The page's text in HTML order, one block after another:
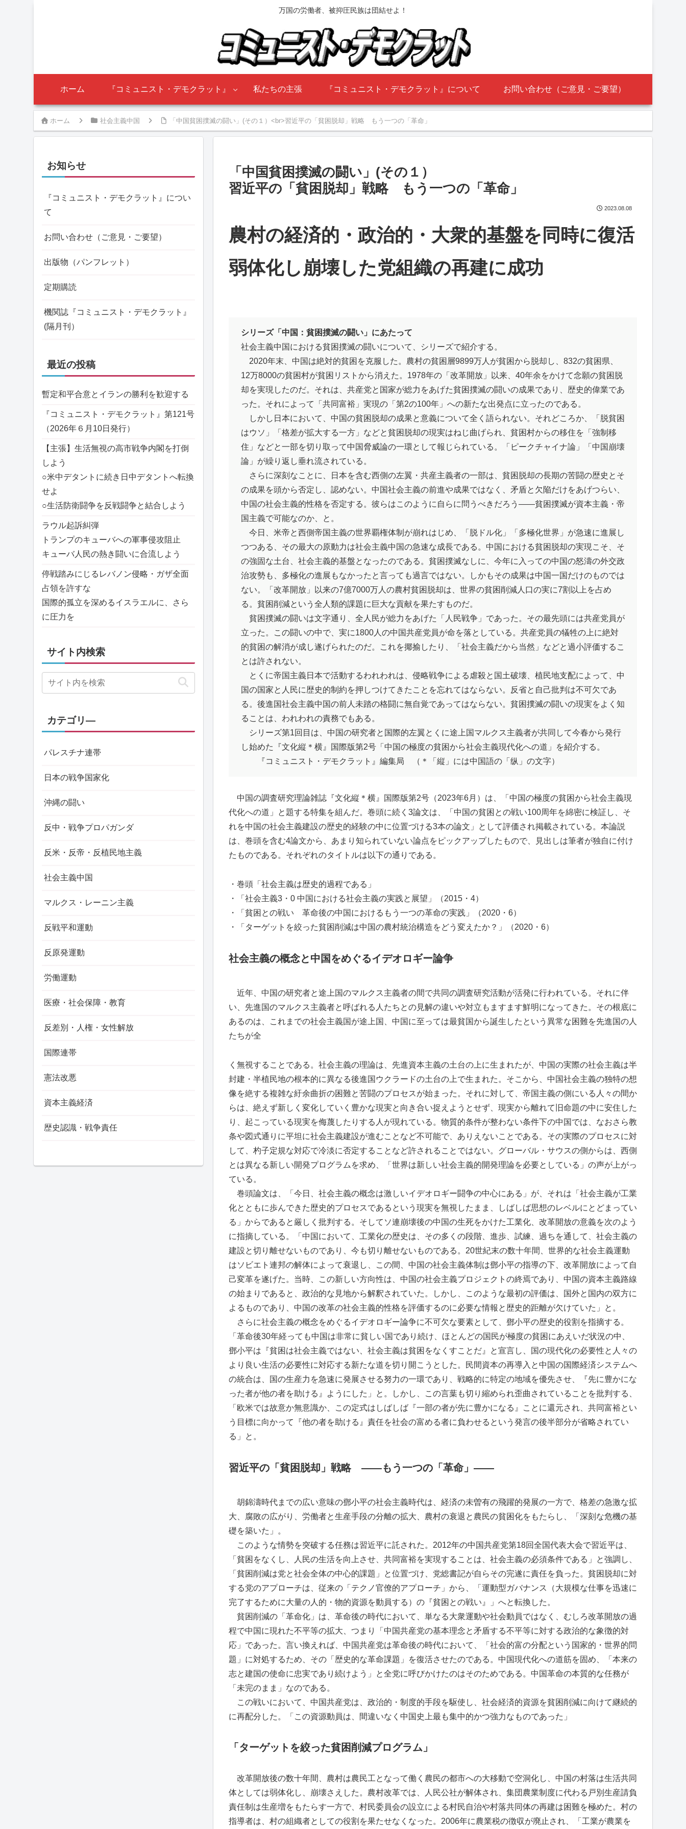
万国の労働者、被抑圧民族は団結せよ！
ホーム 『コミュニスト・デモクラット』 私たちの主張 『コミュニスト・デモクラット』について お問い合わせ（ご意見・ご要望）
ホーム 社会主義中国 「中国貧困撲滅の闘い」(その１）<br>習近平の「貧困脱却」戦略 もう一つの「革命」
「中国貧困撲滅の闘い」(その１）
習近平の「貧困脱却」戦略 もう一つの「革命」
2023.08.08
農村の経済的・政治的・大衆的基盤を同時に復活
弱体化し崩壊した党組織の再建に成功
シリーズ「中国：貧困撲滅の闘い」にあたって
社会主義中国における貧困撲滅の闘いについて、シリーズで紹介する。
2020年末、中国は絶対的貧困を克服した。農村の貧困層9899万人が貧困から脱却し、832の貧困県、
12万8000の貧困村が貧困リストから消えた。1978年の「改革開放」以来、40年余をかけて念願の貧困脱
却を実現したのだ。それは、共産党と国家が総力をあげた貧困撲滅の闘いの成果であり、歴史的偉業であ
った。それによって「共同富裕」実現の「第2の100年」への新たな出発点に立ったのである。
しかし日本において、中国の貧困脱却の成果と意義について全く語られない。それどころか、「脱貧困
はウソ」「格差が拡大する一方」などと貧困脱却の現実はねじ曲げられ、貧困村からの移住を「強制移
住」などと一部を切り取って中国脅威論の一環として報じられている。「ピークチャイナ論」「中国崩壊
論」が繰り返し垂れ流されている。
さらに深刻なことに、日本を含む西側の左翼・共産主義者の一部は、貧困脱却の長期の苦闘の歴史とそ
の成果を頭から否定し、認めない。中国社会主義の前進や成果ではなく、矛盾と欠陥だけをあげつらい、
中国の社会主義的性格を否定する。彼らはこのように自らに問うべきだろう――貧困撲滅が資本主義・帝
国主義で可能なのか、と。
今日、米帝と西側帝国主義の世界覇権体制が崩れはじめ、「脱ドル化」「多極化世界」が急速に進展し
つつある、その最大の原動力は社会主義中国の急速な成長である。中国における貧困脱却の実現こそ、そ
の強固な土台、社会主義的基盤となったのである。貧困撲滅なしに、今年に入っての中国の怒濤の外交政
治攻勢も、多極化の進展もなかったと言っても過言ではない。しかもその成果は中国一国だけのものでは
ない。「改革開放」以来の7億7000万人の農村貧困脱却は、世界の貧困削減人口の実に7割以上を占め
る。貧困削減という全人類的課題に巨大な貢献を果たすものだ。
貧困撲滅の闘いは文字通り、全人民が総力をあげた「人民戦争」であった。その最先頭には共産党員が
立った。この闘いの中で、実に1800人の中国共産党員が命を落としている。共産党員の犠牲の上に絶対
的貧困の解消が成し遂げられたのだ。これを揶揄したり、「社会主義だから当然」などと過小評価するこ
とは許されない。
とくに帝国主義日本で活動するわれわれは、侵略戦争による虐殺と国土破壊、植民地支配によって、中
国の国家と人民に歴史的制約を押しつけてきたことを忘れてはならない。反省と自己批判は不可欠であ
る。後進国社会主義中国の前人未踏の格闘に無自覚であってはならない。貧困撲滅の闘いの現実をよく知
ることは、われわれの責務でもある。
シリーズ第1回目は、中国の研究者と国際的左翼とくに途上国マルクス主義者が共同して今春から発行
し始めた『文化縦＊横』国際版第2号「中国の極度の貧困から社会主義現代化への道」を紹介する。
『コミュニスト・デモクラット』編集局 （＊「縦」には中国語の「纵」の文字）
中国の調査研究理論雑誌『文化縦＊横』国際版第2号（2023年6月）は、「中国の極度の貧困から社会主義現
代化への道」と題する特集を組んだ。巻頭に続く3論文は、「中国の貧困との戦い100周年を綿密に検証し、そ
れを中国の社会主義建設の歴史的経験の中に位置づける3本の論文」として評価され掲載されている。本論説
は、巻頭を含む4論文から、あまり知られていない論点をピックアップしたもので、見出しは筆者が独自に付け
たものである。それぞれのタイトルは以下の通りである。
・巻頭「社会主義は歴史的過程である」
・「社会主義3・0 中国における社会主義の実践と展望」（2015・4）
・「貧困との戦い 革命後の中国におけるもう一つの革命の実践」（2020・6）
・「ターゲットを絞った貧困削減は中国の農村統治構造をどう変えたか？」（2020・6）
社会主義の概念と中国をめぐるイデオロギー論争
近年、中国の研究者と途上国のマルクス主義者の間で共同の調査研究活動が活発に行われている。それに伴
い、先進国のマルクス主義者と呼ばれる人たちとの見解の違いや対立もますます鮮明になってきた。その根底に
あるのは、これまでの社会主義国が途上国、中国に至っては最貧国から誕生したという異常な困難を先進国の人
たちが全
く無視することである。社会主義の理論は、先進資本主義の土台の上に生まれたが、中国の実際の社会主義は半
封建・半植民地の根本的に異なる後進国ウクラードの土台の上で生まれた。そこから、中国社会主義の独特の想
像を絶する複雑な紆余曲折の困難と苦闘のプロセスが始まった。それに対して、帝国主義の側にいる人々の間か
らは、絶えず新しく変化していく豊かな現実と向き合い捉えようとせず、現実から離れて旧命題の中に安住した
り、起こっている現実を侮蔑したりする人が現れている。物質的条件が整わない条件下の中国では、なおさら教
条や図式通りに平坦に社会主義建設が進むことなど不可能で、ありえないことである。その実際のプロセスに対
して、杓子定規な対応で冷淡に否定することなど許されることではない。グローバル・サウスの側からは、西側
とは異なる新しい開発プログラムを求め、「世界は新しい社会主義的開発理論を必要としている」の声が上がっ
ている。
巻頭論文は、「今日、社会主義の概念は激しいイデオロギー闘争の中心にある」が、それは「社会主義が工業
化とともに歩んできた歴史的プロセスであるという現実を無視したまま、しばしば思想のレベルにとどまってい
る」からであると厳しく批判する。そしてソ連崩壊後の中国の生死をかけた工業化、改革開放の意義を次のよう
に指摘している。「中国において、工業化の歴史は、その多くの段階、進歩、試練、過ちを通して、社会主義の
建設と切り離せないものであり、今も切り離せないものである。20世紀末の数十年間、世界的な社会主義運動
はソビエト連邦の解体によって衰退し、この間、中国の社会主義体制は鄧小平の指導の下、改革開放によって自
己変革を遂げた。当時、この新しい方向性は、中国の社会主義プロジェクトの終焉であり、中国の資本主義路線
の始まりであると、政治的な見地から解釈されていた。しかし、このような最初の評価は、国外と国内の双方に
よるものであり、中国の改革の社会主義的性格を評価するのに必要な情報と歴史的距離が欠けていた」と。
さらに社会主義の概念をめぐるイデオロギー論争に不可欠な要素として、鄧小平の歴史的役割を指摘する。
「革命後30年経っても中国は非常に貧しい国であり続け、ほとんどの国民が極度の貧困にあえいだ状況の中、
鄧小平は『貧困は社会主義ではない、社会主義は貧困をなくすことだ』と宣言し、国の現代化の必要性と人々の
より良い生活の必要性に対応する新たな道を切り開こうとした。民間資本の再導入と中国の国際経済システムへ
の統合は、国の生産力を急速に発展させる努力の一環であり、戦略的に特定の地域を優先させ、『先に豊かにな
った者が他の者を助ける』ようにした」と。しかし、この言葉も切り縮められ歪曲されていることを批判する、
「欧米では故意か無意識か、この定式はしばしば『一部の者が先に豊かになる』ことに還元され、共同富裕とい
う目標に向かって『他の者を助ける』責任を社会の富める者に負わせるという発言の後半部分が省略されてい
る」と。
習近平の「貧困脱却」戦略 ――もう一つの「革命」――
胡錦濤時代までの広い意味の鄧小平の社会主義時代は、経済の未曽有の飛躍的発展の一方で、格差の急激な拡
大、腐敗の広がり、労働者と生産手段の分離の拡大、農村の衰退と農民の貧困化をもたらし、「深刻な危機の基
礎を築いた」。
このような情勢を突破する任務は習近平に託された。2012年の中国共産党第18回全国代表大会で習近平は、
「貧困をなくし、人民の生活を向上させ、共同富裕を実現することは、社会主義の必須条件である」と強調し、
「貧困削減は党と社会全体の中心的課題」と位置づけ、党総書記が自らその完遂に責任を負った。貧困脱却に対
する党のアプローチは、従来の「テクノ官僚的アプローチ」から、「運動型ガバナンス（大規模な仕事を迅速に
完了するために大量の人的・物的資源を動員する）の『貧困との戦い』」へと転換した。
貧困削減の「革命化」は、革命後の時代において、単なる大衆運動や社会動員ではなく、むしろ改革開放の過
程で中国に現れた不平等の拡大、つまり「中国共産党の基本理念と矛盾する不平等に対する政治的な象徴的対
応」であった。言い換えれば、中国共産党は革命後の時代において、「社会的富の分配という国家的・世界的問
題」に対処するため、その「歴史的な革命課題」を復活させたのである。中国現代化への道筋を固め、「本来の
志と建国の使命に忠実であり続けよう」と全党に呼びかけたのはそのためである。中国革命の本質的な任務が
「未完のまま」なのである。
この戦いにおいて、中国共産党は、政治的・制度的手段を駆使し、社会経済的資源を貧困削減に向けて継続的
に再配分した。「この資源動員は、間違いなく中国史上最も集中的かつ強力なものであった」
「ターゲットを絞った貧困削減プログラム」
改革開放後の数十年間、農村は農民工となって働く農民の都市への大移動で空洞化し、中国の村落は生活共同
体としては弱体化し、崩壊さえした。農村改革では、人民公社が解体され、集団農業制度に代わる戸別生産請負
責任制は生産増をもたらす一方で、村民委員会の設立による村民自治や村落共同体の再建は困難を極めた。村の
指導者は、村の組織者としての役割を果たせなくなった。2006年に農業税の徴収が廃止され、「工業が農業を
お知らせ
『コミュニスト・デモクラット』につい
て
お問い合わせ（ご意見・ご要望）
出版物（パンフレット）
定期購読
機関誌『コミュニスト・デモクラット』
(隔月刊）
最近の投稿
暫定和平合意とイランの勝利を歓迎する
『コミュニスト・デモクラット』第121号
（2026年６月10日発行）
【主張】生活無視の高市戦争内閣を打倒
しよう
○米中デタントに続き日中デタントへ転換
せよ
○生活防衛闘争を反戦闘争と結合しよう
ラウル起訴糾弾
トランプのキューバへの軍事侵攻阻止
キューバ人民の熱き闘いに合流しよう
停戦踏みにじるレバノン侵略・ガザ全面
占領を許すな
国際的孤立を深めるイスラエルに、さら
に圧力を
サイト内検索
カテゴリ―
パレスチナ連帯
日本の戦争国家化
沖縄の闘い
反中・戦争プロパガンダ
反米・反帝・反植民地主義
社会主義中国
マルクス・レーニン主義
反戦平和運動
反原発運動
労働運動
医療・社会保障・教育
反差別・人権・女性解放
国際連帯
憲法改悪
資本主義経済
歴史認識・戦争責任